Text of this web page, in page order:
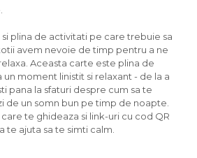
plina de activitati pe care trebuie sa
avem nevoie de timp pentru a ne
Aceasta carte este plina de
moment linistit si relaxant - de la a
pana la sfaturi despre cum sa te
de un somn bun pe timp de noapte.
te ghideaza si link-uri cu cod QR
te ajuta sa te simti calm.